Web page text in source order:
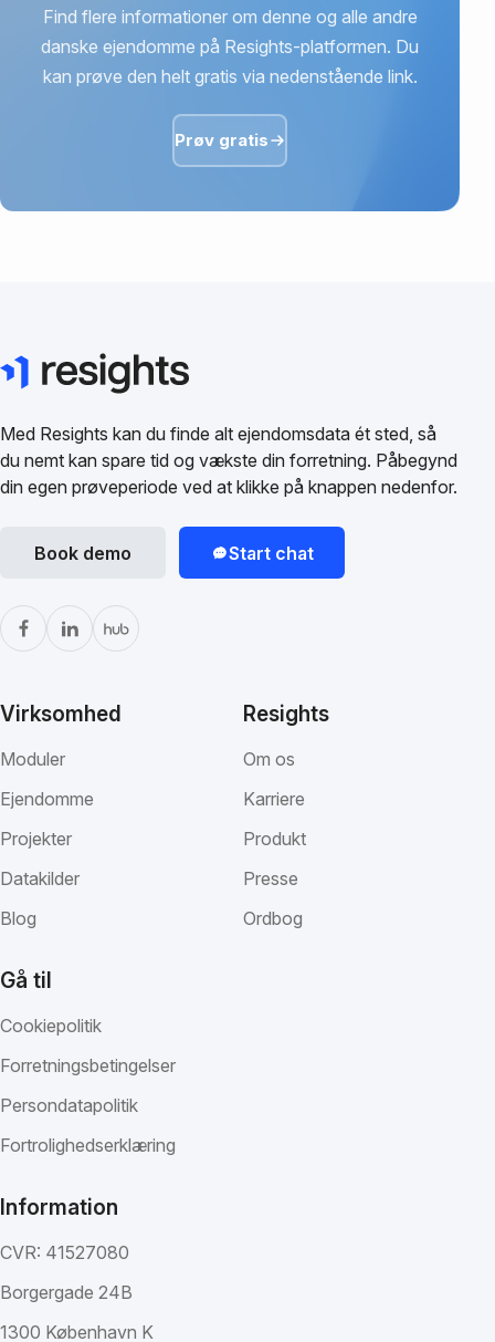
Find flere informationer om denne og alle andre
danske ejendomme på Resights-platformen. Du
kan prøve den helt gratis via nedenstående link.
Prøv gratis
Med Resights kan du finde alt ejendomsdata ét sted, så
du nemt kan spare tid og vækste din forretning. Påbegynd
din egen prøveperiode ved at klikke på knappen nedenfor.
Book demo Start chat
Virksomhed
Moduler
Ejendomme
Projekter
Datakilder
Blog
Resights
Om os
Karriere
Produkt
Presse
Ordbog
Gå til
Cookiepolitik
Forretningsbetingelser
Persondatapolitik
Fortrolighedserklæring
Information
CVR: 41527080
Borgergade 24B
1300 København K